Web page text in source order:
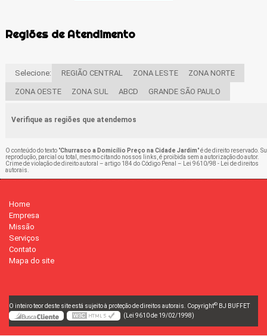
Regiões de Atendimento
Selecione: REGIÃO CENTRAL ZONA LESTE ZONA NORTE
ZONA OESTE ZONA SUL ABCD GRANDE SÃO PAULO
Verifique as regiões que atendemos
O conteúdo do texto "Churrasco a Domicílio Preço na Cidade Jardim" é de direito reservado.
reprodução, parcial ou total, mesmo citando nossos links, é proibida sem a autorização do autor.
Crime de violação de direito autoral – artigo 184 do Código Penal –
Lei 9610/98 - Lei de direitos
autorais
Home
Empresa
Missão
Serviços
Contato
Mapa do site
O inteiro teor deste site está sujeito à proteção de direitos autorais. Copyright© BJ BUFFET
(Lei 9610 de 19/02/1998)